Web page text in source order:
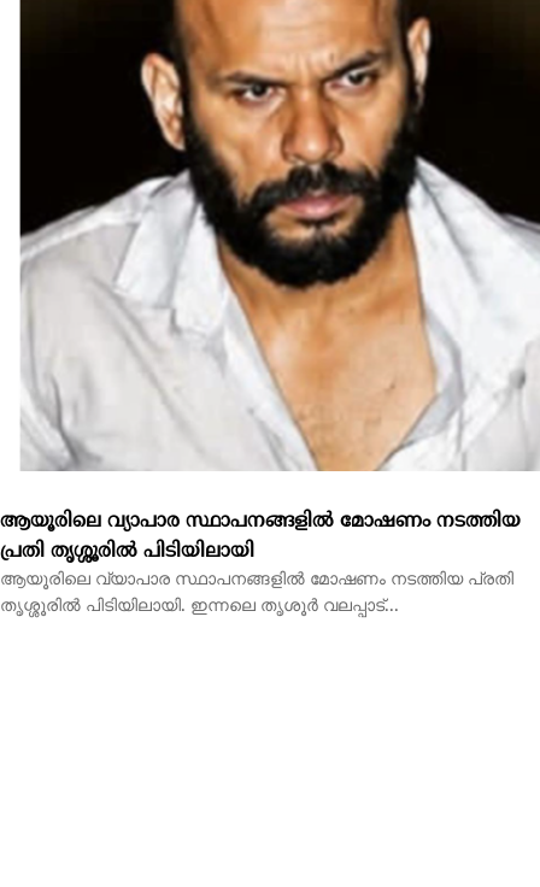
ആയൂരിലെ വ്യാപാര സ്ഥാപനങ്ങളിൽ മോഷണം നടത്തിയ
പ്രതി തൃശ്ശൂരിൽ പിടിയിലായി
ആയൂരിലെ വ്യാപാര സ്ഥാപനങ്ങളിൽ മോഷണം നടത്തിയ പ്രതി
തൃശ്ശൂരിൽ പിടിയിലായി. ഇന്നലെ തൃശൂർ വലപ്പാട്...